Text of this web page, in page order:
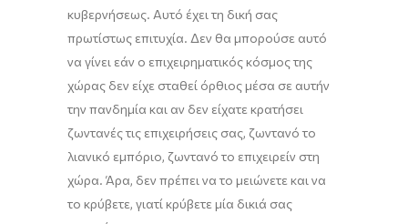
κυβερνήσεως. Αυτό έχει τη δική σας
πρωτίστως επιτυχία. Δεν θα μπορούσε αυτό
να γίνει εάν ο επιχειρηματικός κόσμος της
χώρας δεν είχε σταθεί όρθιος μέσα σε αυτήν
την πανδημία και αν δεν είχατε κρατήσει
ζωντανές τις επιχειρήσεις σας, ζωντανό το
λιανικό εμπόριο, ζωντανό το επιχειρείν στη
χώρα. Άρα, δεν πρέπει να το μειώνετε και να
το κρύβετε, γιατί κρύβετε μία δικιά σας